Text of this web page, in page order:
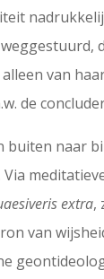
van
de
naar
extra,
van